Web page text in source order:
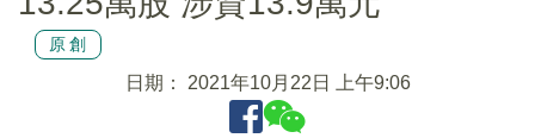
原創
日期： 2021年10月22日 上午9:06